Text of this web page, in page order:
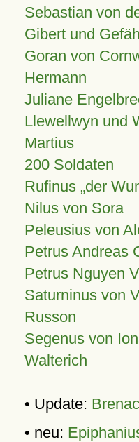
Sebastian von
Gibert und
Goran von
Hermann
Juliane
Llewellwyn und
Martius
200 Soldaten
Rufinus „der
Nilus von Sora
Peleusius von
Petrus Andreas
Petrus Nguyen
Saturninus von
Russon
Segenus von
Walterich
• Update:
• neu: